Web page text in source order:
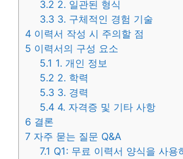
3.2 2. 일관된 형식
3.3 3. 구체적인 경험 기술
4 이력서 작성 시 주의할 점
5 이력서의 구성 요소
5.1 1. 개인 정보
5.2 2. 학력
5.3 3. 경력
5.4 4. 자격증 및 기타 사항
6 결론
7 자주 묻는 질문 Q&A
7.1 Q1: 무료 이력서 양식을 사용